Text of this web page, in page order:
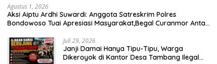
Agustus 1, 2026
Aksi Aiptu Ardhi Suwardi: Anggota Satreskrim Polres
Bondowoso Tuai Apresiasi Masyarakat,Begal Curanmor Antar
Juli 29, 2026
Janji Damai Hanya Tipu-Tipu, Warga
Dikeroyok di Kantor Desa Tambang Ilegal